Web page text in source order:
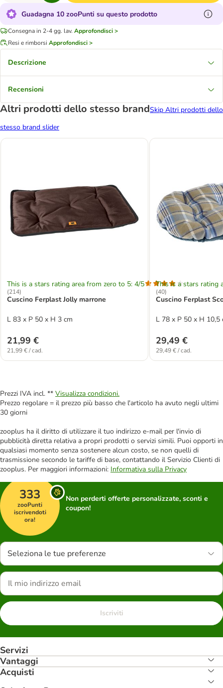
Guadagna 10 zooPunti su questo prodotto
Consegna in 2-4 gg. lav. Approfondisci >
Resi e rimborsi Approfondisci >
Descrizione
Recensioni
Altri prodotti dello stesso brandSkip Altri prodotti dello
stesso brand slider
This is a stars rating area from zero to 5: 4/5
(214)
Cuscino Ferplast Jolly marrone
L 83 x P 50 x H 3 cm
21,99 €
21,99 € / cad.
This is a stars rating
(40)
Cuscino Ferplast
L 78 x P 50 x H 10,5
29,49 €
29,49 € / cad.
Prezzi IVA incl. ** Visualizza condizioni.
Prezzo regolare = il prezzo più basso che l'articolo ha avuto negli ultimi
30 giorni
zooplus ha il diritto di utilizzare il tuo indirizzo e-mail per l'invio di
pubblicità diretta relativa a propri prodotti o servizi simili. Puoi opporti in
qualsiasi momento senza sostenere alcun costo, se non quelli di
trasmissione secondo le tariffe di base, contattando il Servizio Clienti di
zooplus. Per maggiori informazioni: Informativa sulla Privacy
333
zooPunti
iscrivendoti
ora!
Non perderti offerte personalizzate, sconti e
coupon!
Seleziona le tue preferenze
Iscriviti
Servizi
Vantaggi
Acquisti